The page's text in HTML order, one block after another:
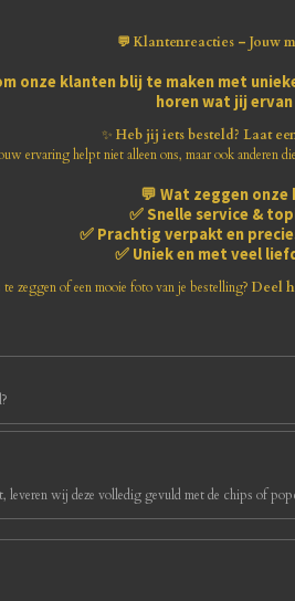
💬 Klantenreacties – Jouw
onze klanten blij te maken met
horen wat jij
✨ Heb jij iets besteld? Laat
ervaring helpt niet alleen ons, maar ook anderen
💬 Wat zeggen onze
✅ Snelle service &
✅ Prachtig verpakt en
✅ Uniek en met veel
zeggen of een mooie foto van je bestelling? Deel
wij deze volledig gevuld met de chips of